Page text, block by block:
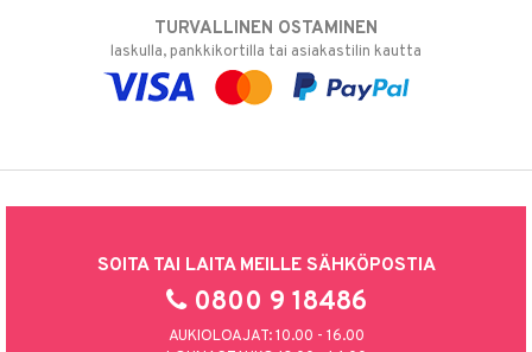
TURVALLINEN OSTAMINEN
laskulla, pankkikortilla tai asiakastilin kautta
SOITA TAI LAITA MEILLE SÄHKÖPOSTIA
0800 9 18486
AUKIOLOAJAT: 10.00 - 16.00